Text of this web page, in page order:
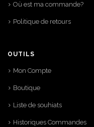
Où est ma commande?
Politique de retours
OUTILS
Mon Compte
Boutique
Liste de souhiats
Historiques Commandes